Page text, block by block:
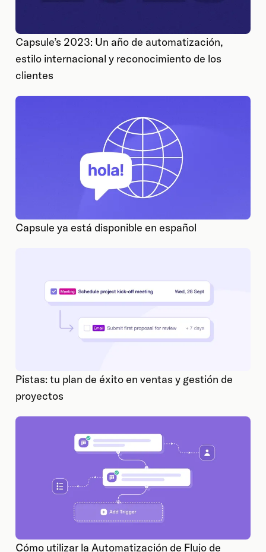
Capsule’s 2023: Un año de automatización,
estilo internacional y reconocimiento de los
clientes
Capsule ya está disponible en español
Pistas: tu plan de éxito en ventas y gestión de
proyectos
Cómo utilizar la Automatización de Flujo de